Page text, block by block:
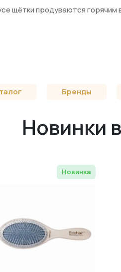
щётки продуваются
Бренды
Новинки
Новинка